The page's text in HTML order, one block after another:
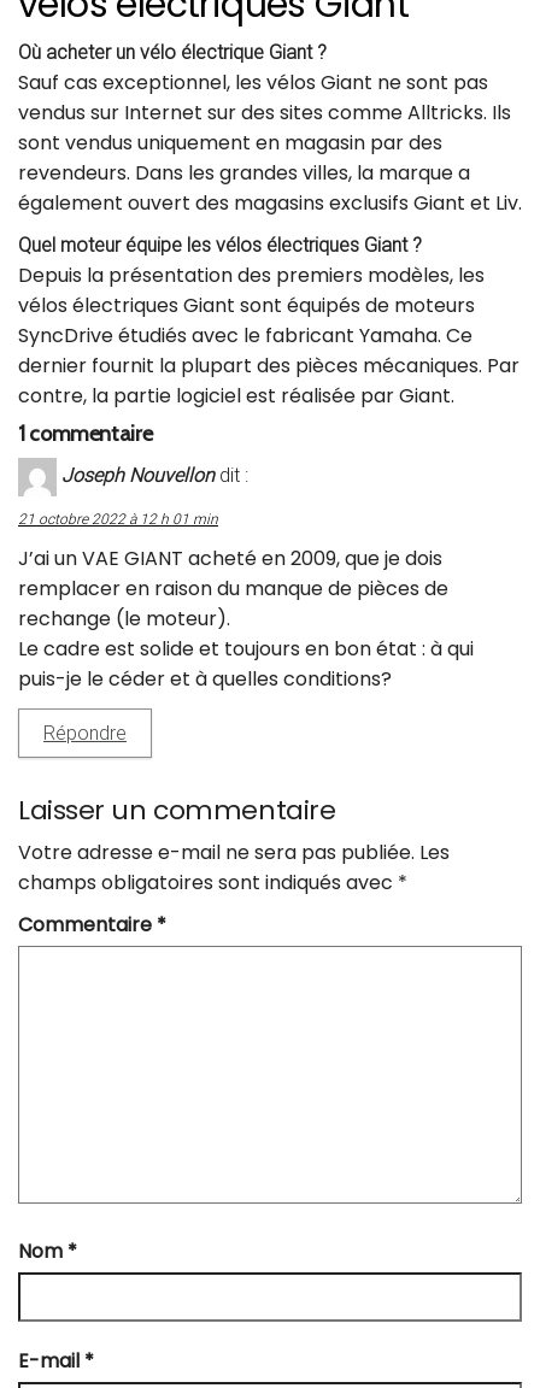
Où acheter un vélo électrique Giant ?
Sauf cas exceptionnel, les vélos Giant ne sont pas
vendus sur Internet sur des sites comme Alltricks. Ils
sont vendus uniquement en magasin par des
revendeurs. Dans les grandes villes, la marque a
également ouvert des magasins exclusifs Giant et Liv.
Quel moteur équipe les vélos électriques Giant ?
Depuis la présentation des premiers modèles, les
vélos électriques Giant sont équipés de moteurs
SyncDrive étudiés avec le fabricant Yamaha. Ce
dernier fournit la plupart des pièces mécaniques. Par
contre, la partie logiciel est réalisée par Giant.
1 commentaire
Joseph Nouvellon dit :
21 octobre 2022 à 12 h 01 min
J’ai un VAE GIANT acheté en 2009, que je dois
remplacer en raison du manque de pièces de
rechange (le moteur).
Le cadre est solide et toujours en bon état : à qui
puis-je le céder et à quelles conditions?
Répondre
Laisser un commentaire
Votre adresse e-mail ne sera pas publiée. Les
champs obligatoires sont indiqués avec *
Commentaire *
Nom *
E-mail *